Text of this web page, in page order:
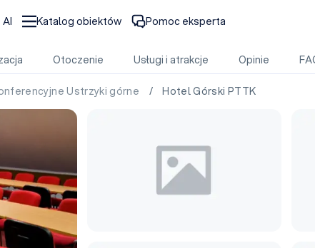
Katalog obiektów Pomoc eksperta
Otoczenie Usługi i atrakcje Opinie
Ustrzyki górne / Hotel Górski PTTK